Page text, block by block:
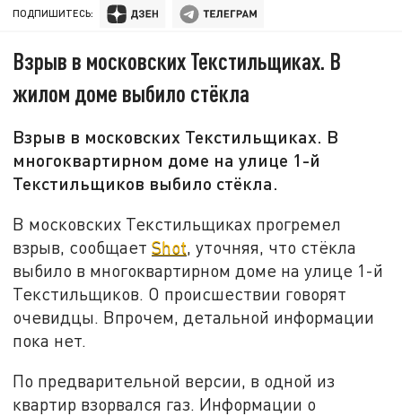
ПОДПИШИТЕСЬ:
Взрыв в московских Текстильщиках. В
жилом доме выбило стёкла
Взрыв в московских Текстильщиках. В
многоквартирном доме на улице 1-й
Текстильщиков выбило стёкла.
В московских Текстильщиках прогремел
взрыв, сообщаетShot, уточняя, что стёкла
выбило в многоквартирном доме на улице 1-й
Текстильщиков. О происшествии говорят
очевидцы. Впрочем, детальной информации
пока нет.
По предварительной версии, в одной из
квартир взорвался газ. Информации о